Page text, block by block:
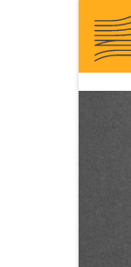
tartalomra